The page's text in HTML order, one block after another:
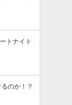
トナイト
のか！？